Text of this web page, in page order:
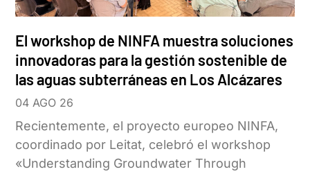
El workshop de NINFA muestra soluciones
innovadoras para la gestión sostenible de
las aguas subterráneas en Los Alcázares
04 AGO 26
Recientemente, el proyecto europeo NINFA,
coordinado por Leitat, celebró el workshop
«Understanding Groundwater Through